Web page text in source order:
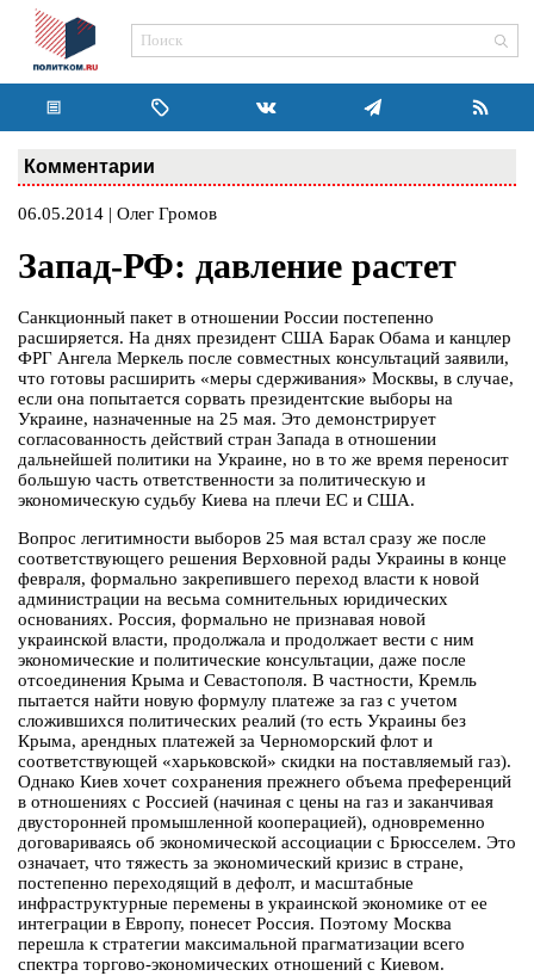
Комментарии
06.05.2014 | Олег Громов
Запад-РФ: давление растет
Санкционный пакет в отношении России постепенно
расширяется. На днях президент США Барак Обама и канцлер
ФРГ Ангела Меркель после совместных консультаций заявили,
что готовы расширить «меры сдерживания» Москвы, в случае,
если она попытается сорвать президентские выборы на
Украине, назначенные на 25 мая. Это демонстрирует
согласованность действий стран Запада в отношении
дальнейшей политики на Украине, но в то же время переносит
большую часть ответственности за политическую и
экономическую судьбу Киева на плечи ЕС и США.
Вопрос легитимности выборов 25 мая встал сразу же после
соответствующего решения Верховной рады Украины в конце
февраля, формально закрепившего переход власти к новой
администрации на весьма сомнительных юридических
основаниях. Россия, формально не признавая новой
украинской власти, продолжала и продолжает вести с ним
экономические и политические консультации, даже после
отсоединения Крыма и Севастополя. В частности, Кремль
пытается найти новую формулу платеже за газ с учетом
сложившихся политических реалий (то есть Украины без
Крыма, арендных платежей за Черноморский флот и
соответствующей «харьковской» скидки на поставляемый газ).
Однако Киев хочет сохранения прежнего объема преференций
в отношениях с Россией (начиная с цены на газ и заканчивая
двусторонней промышленной кооперацией), одновременно
договариваясь об экономической ассоциации с Брюсселем. Это
означает, что тяжесть за экономический кризис в стране,
постепенно переходящий в дефолт, и масштабные
инфраструктурные перемены в украинской экономике от ее
интеграции в Европу, понесет Россия. Поэтому Москва
перешла к стратегии максимальной прагматизации всего
спектра торгово-экономических отношений с Киевом.